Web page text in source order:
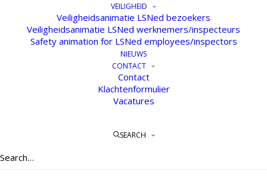
VEILIGHEID
Veiligheidsanimatie LSNed bezoekers
Veiligheidsanimatie LSNed werknemers/inspecteurs
Safety animation for LSNed employees/inspectors
NIEUWS
CONTACT
Contact
Klachtenformulier
Vacatures
SEARCH